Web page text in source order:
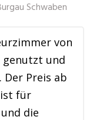
Schwaben
von
genutzt und
Preis ab
für
die